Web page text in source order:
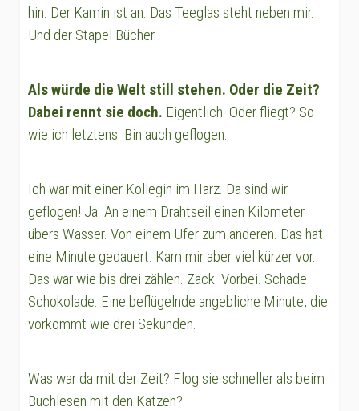
hin. Der Kamin ist an. Das Teeglas steht neben mir.
Und der Stapel Bücher.
Als würde die Welt still stehen. Oder die Zeit?
Dabei rennt sie doch. Eigentlich. Oder fliegt? So
wie ich letztens. Bin auch geflogen.
Ich war mit einer Kollegin im Harz. Da sind wir
geflogen! Ja. An einem Drahtseil einen Kilometer
übers Wasser. Von einem Ufer zum anderen. Das hat
eine Minute gedauert. Kam mir aber viel kürzer vor.
Das war wie bis drei zählen. Zack. Vorbei. Schade
Schokolade. Eine beflügelnde angebliche Minute, die
vorkommt wie drei Sekunden.
Was war da mit der Zeit? Flog sie schneller als beim
Buchlesen mit den Katzen?